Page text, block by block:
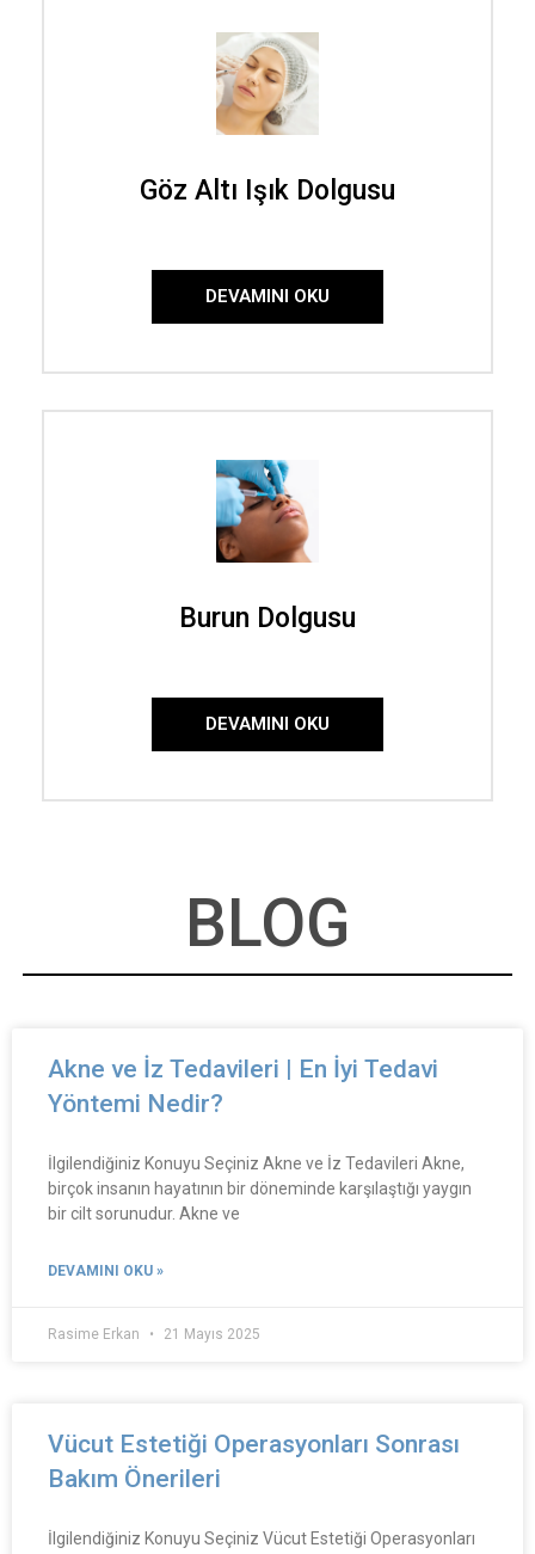
Göz Altı Işık Dolgusu
DEVAMINI OKU
Burun Dolgusu
DEVAMINI OKU
BLOG
Akne ve İz Tedavileri | En İyi Tedavi
Yöntemi Nedir?
İlgilendiğiniz Konuyu Seçiniz Akne ve İz Tedavileri Akne,
birçok insanın hayatının bir döneminde karşılaştığı yaygın
bir cilt sorunudur. Akne ve
DEVAMINI OKU »
Rasime Erkan 21 Mayıs 2025
Vücut Estetiği Operasyonları Sonrası
Bakım Önerileri
İlgilendiğiniz Konuyu Seçiniz Vücut Estetiği Operasyonları